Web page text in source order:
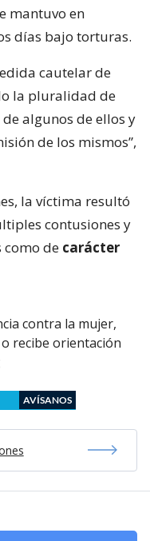
mantuvo en
días bajo torturas.
cautelar de
la pluralidad de
algunos de ellos y
de los mismos”,
la víctima resultó
contusiones y
como de carácter
contra la mujer,
o recibe orientación
AVÍSANOS